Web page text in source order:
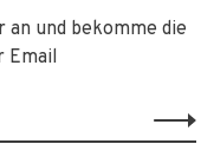
und bekomme die
Email